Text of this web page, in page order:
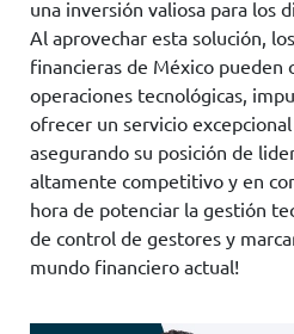
una inversión valiosa para los
Al aprovechar esta solución,
financieras de México pueden
operaciones tecnológicas,
ofrecer un servicio
asegurando su posición de
altamente competitivo y en
hora de potenciar la gestión
de control de gestores y
mundo financiero actual!